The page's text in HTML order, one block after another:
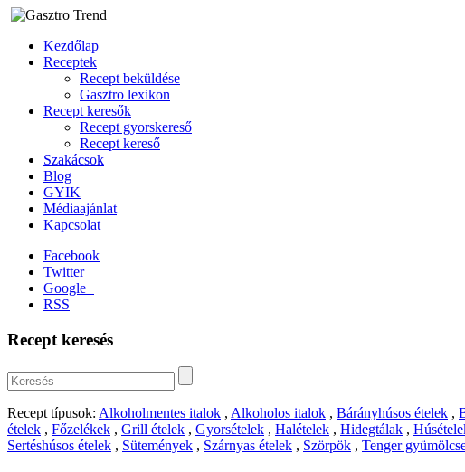
Kezdőlap
Receptek
Recept beküldése
Gasztro lexikon
Recept keresők
Recept gyorskereső
Recept kereső
Szakácsok
Blog
GYIK
Médiaajánlat
Kapcsolat
Facebook
Twitter
Google+
RSS
Recept keresés
Recept típusok: Alkoholmentes italok , Alkoholos italok , Bárányhúsos ételek ,
ételek , Főzelékek , Grill ételek , Gyorsételek , Halételek , Hidegtálak ,
Sertéshúsos ételek , Sütemények , Szárnyas ételek , Szörpök , Tenger